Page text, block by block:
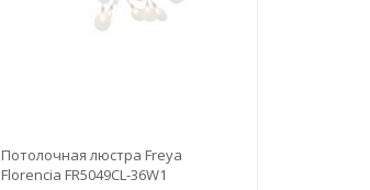
Потолочная люстра Freya
Florencia FR5049CL-36W1